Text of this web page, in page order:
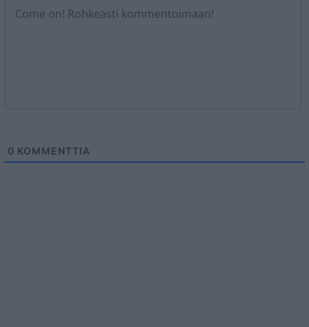
0 KOMMENTTIA